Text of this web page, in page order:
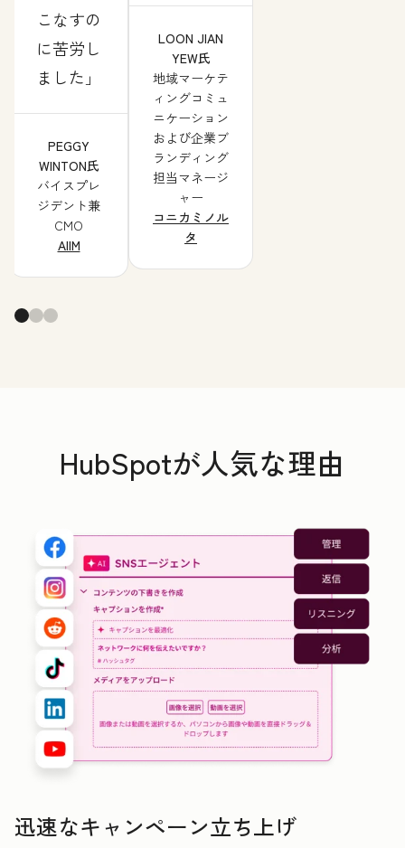
こなすの
に苦労し
ました
PEGGY
WINTON氏
バイスプレ
ジデント兼
CMO
AIIM
LOON JIAN
YEW氏
地域マーケテ
ィングコミュ
ニケーション
および企業ブ
ランディング
担当マネージ
ャー
コニカミノル
タ
HubSpotが人気な理由
迅速なキャンペーン立ち上げ